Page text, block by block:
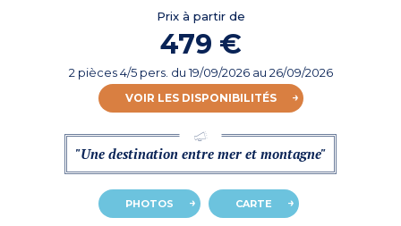
Prix à partir de
479 €
2 pièces 4/5 pers. du19/09/2026au 26/09/2026
VOIR LES DISPONIBILITÉS
"Une destination entre mer et montagne"
PHOTOS CARTE